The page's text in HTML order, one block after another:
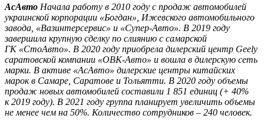
АсАвто Начала работу в 2010 году с продаж автомобилей
украинской корпорации «Богдан», Ижевского автомобильного
завода, «Вазинтерсервис» и «Супер-Авто». В 2019 году
завершила крупную сделку по слиянию с самарской
ГК «СтоАвто». В 2020 году приобрела дилерский центр Geely
саратовской компании «ОВК-Авто» и вошла в дилерскую сеть
марки. В активе «АсАвто» дилерские центры китайских
марок в Самаре, Саратове и Тольятти. В 2020 году объемы
продаж новых автомобилей составили 1 851 единиц (+ 40%
к 2019 году). В 2021 году группа планирует увеличить объемы
не менее чем на 50%. Количество сотрудников – 240 человек.